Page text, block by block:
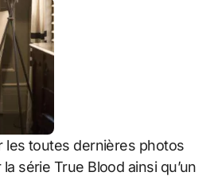
les toutes dernières photos
série True Blood ainsi qu’un